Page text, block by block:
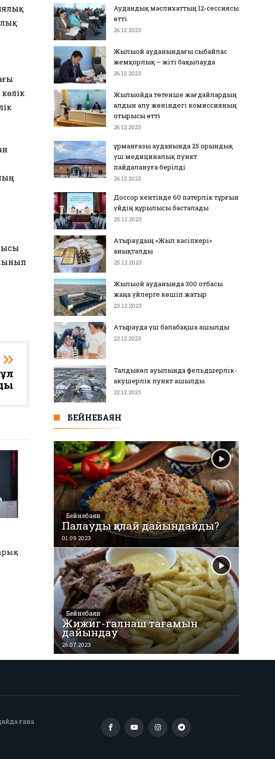
Аудандық мәслихаттың 12-сессиясы
өтті
26.12.2023
Жылыой ауданындағы сыбайлас
жемқорлық – жіті бақылауда
26.12.2023
Жылыойда төтенше жағдайлардың
алдын алу жөніндегі комиссияның
отырысы өтті
26.12.2023
Құрманғазы ауданында 25 орындық
үш медициналық пункт
пайдалануға берілді
26.12.2023
Доссор кентінде 60 пәтерлік тұрғын
үйдің құрылысы басталады
25.12.2023
Атыраудың «Жыл кәсіпкері»
анықталды
25.12.2023
Жылыой ауданында 300 отбасы
жаңа үйлерге көшіп жатыр
23.12.2023
Атырауда үш балабақша ашылды
22.12.2023
Талдыкөл ауылында фельдшерлік-
акушерлік пункт ашылды
22.12.2023
БЕЙНЕБАЯН
Бейнебаян
Палауды қалай дайындайды?
01.09.2023
Бейнебаян
Жижиг-галнаш тағамын
дайындау
26.07.2023
ғана